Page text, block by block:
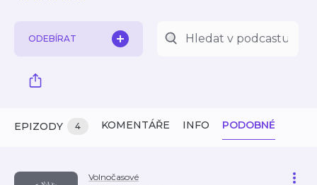
ODEBÍRAT
EPIZODY 4 KOMENTÁŘE INFO PODOBNÉ
Volnočasové